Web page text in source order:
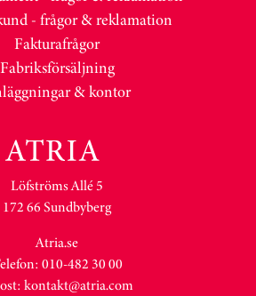
- frågor & reklamation
Fakturafrågor
Fabriksförsäljning
& kontor
Löfströms Allé 5
172 66 Sundbyberg
Atria.se
010-482 30 00
kontakt@atria.com